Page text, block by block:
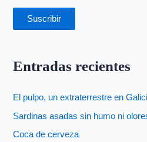
Suscribir
Entradas recientes
El pulpo, un extraterrestre en
Sardinas asadas sin humo ni
Coca de cerveza